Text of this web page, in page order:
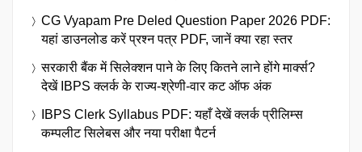
CG Vyapam Pre Deled Question Paper 2026 PDF:
यहां डाउनलोड करें प्रश्न पत्र PDF, जानें क्या रहा स्तर
सरकारी बैंक में सिलेक्शन पाने के लिए कितने लाने होंगे मार्क्स?
देखें IBPS क्लर्क के राज्य-श्रेणी-वार कट ऑफ अंक
IBPS Clerk Syllabus PDF: यहाँ देखें क्लर्क प्रीलिम्स
कम्पलीट सिलेबस और नया परीक्षा पैटर्न